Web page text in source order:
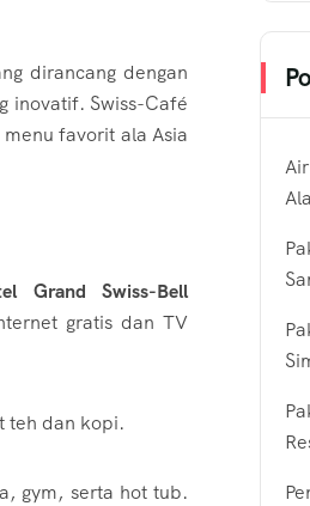
dirancang dengan
inovatif. Swiss-Café
favorit ala Asia
Grand Swiss-Bell
gratis dan TV
teh dan kopi.
gym, serta hot tub.